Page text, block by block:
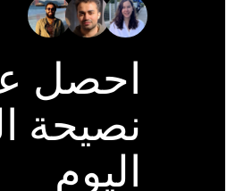
احصل
نصيحة
اليوم